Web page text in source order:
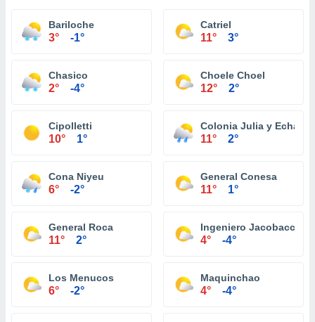
Bariloche
3° -1°
Catriel
11° 3°
Chasico
2° -4°
Choele Choel
12° 2°
Cipolletti
10° 1°
Colonia Julia y
11° 2°
Cona Niyeu
6° -2°
General Conesa
11° 1°
General Roca
11° 2°
Ingeniero Jacobacci
4° -4°
Los Menucos
6° -2°
Maquinchao
4° -4°